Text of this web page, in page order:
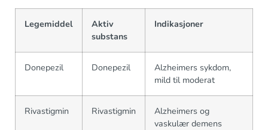
Legemiddel
Aktiv
substans
Indikasjoner
Donepezil Donepezil
Alzheimers sykdom,
mild til moderat
Rivastigmin Rivastigmin
Alzheimers og
vaskulær demens